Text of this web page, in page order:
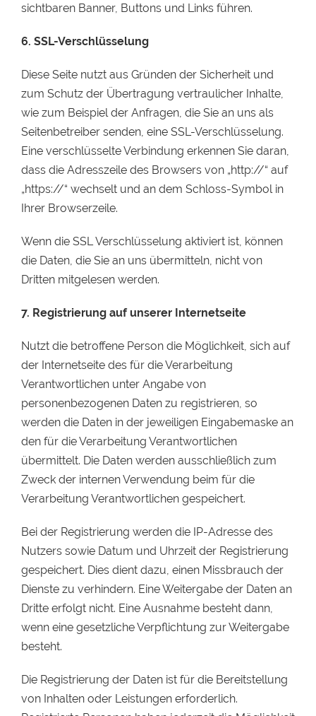
sichtbaren Banner, Buttons und Links führen.
6. SSL-Verschlüsselung
Diese Seite nutzt aus Gründen der Sicherheit und
zum Schutz der Übertragung vertraulicher Inhalte,
wie zum Beispiel der Anfragen, die Sie an uns als
Seitenbetreiber senden, eine SSL-Verschlüsselung.
Eine verschlüsselte Verbindung erkennen Sie daran,
dass die Adresszeile des Browsers von „http://“ auf
„https://“ wechselt und an dem Schloss-Symbol in
Ihrer Browserzeile.
Wenn die SSL Verschlüsselung aktiviert ist, können
die Daten, die Sie an uns übermitteln, nicht von
Dritten mitgelesen werden.
7. Registrierung auf unserer Internetseite
Nutzt die betroffene Person die Möglichkeit, sich auf
der Internetseite des für die Verarbeitung
Verantwortlichen unter Angabe von
personenbezogenen Daten zu registrieren, so
werden die Daten in der jeweiligen Eingabemaske an
den für die Verarbeitung Verantwortlichen
übermittelt. Die Daten werden ausschließlich zum
Zweck der internen Verwendung beim für die
Verarbeitung Verantwortlichen gespeichert.
Bei der Registrierung werden die IP-Adresse des
Nutzers sowie Datum und Uhrzeit der Registrierung
gespeichert. Dies dient dazu, einen Missbrauch der
Dienste zu verhindern. Eine Weitergabe der Daten an
Dritte erfolgt nicht. Eine Ausnahme besteht dann,
wenn eine gesetzliche Verpflichtung zur Weitergabe
besteht.
Die Registrierung der Daten ist für die Bereitstellung
von Inhalten oder Leistungen erforderlich.